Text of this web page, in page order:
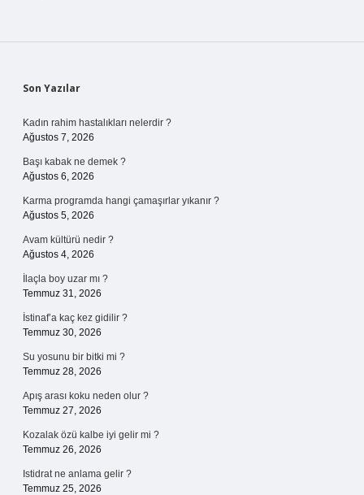
Sidebar
Son Yazılar
Kadın rahim hastalıkları nelerdir ?
Ağustos 7, 2026
Başı kabak ne demek ?
Ağustos 6, 2026
Karma programda hangi çamaşırlar yıkanır ?
Ağustos 5, 2026
Avam kültürü nedir ?
Ağustos 4, 2026
İlaçla boy uzar mı ?
Temmuz 31, 2026
İstinaf’a kaç kez gidilir ?
Temmuz 30, 2026
Su yosunu bir bitki mi ?
Temmuz 28, 2026
Apış arası koku neden olur ?
Temmuz 27, 2026
Kozalak özü kalbe iyi gelir mi ?
Temmuz 26, 2026
Istidrat ne anlama gelir ?
Temmuz 25, 2026